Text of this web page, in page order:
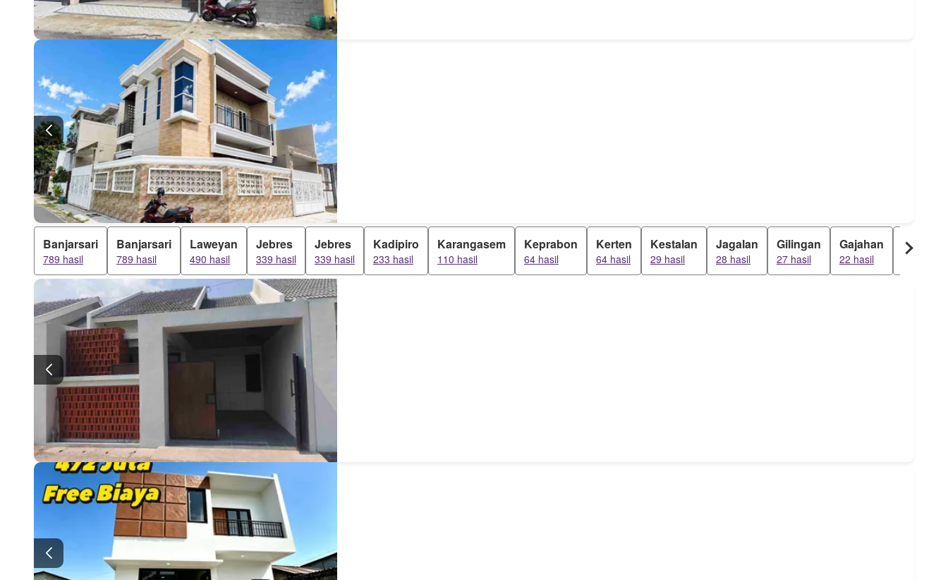
Banjarsari
789 hasil
Banjarsari
789 hasil
Laweyan
490 hasil
Jebres
339 hasil
Jebres
339 hasil
Kadipiro
233 hasil
Karangasem
110 hasil
Keprabon
64 hasil
Kerten
64 hasil
Kestalan
29 hasil
Jagalan
28 hasil
Gilingan
27 hasil
Gajahan
22 hasil 8 hasil